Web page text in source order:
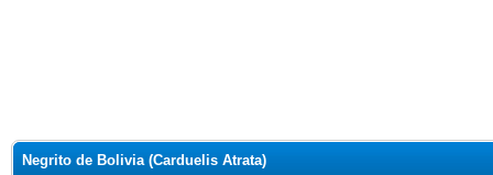
Negrito de Bolivia (Carduelis Atrata)